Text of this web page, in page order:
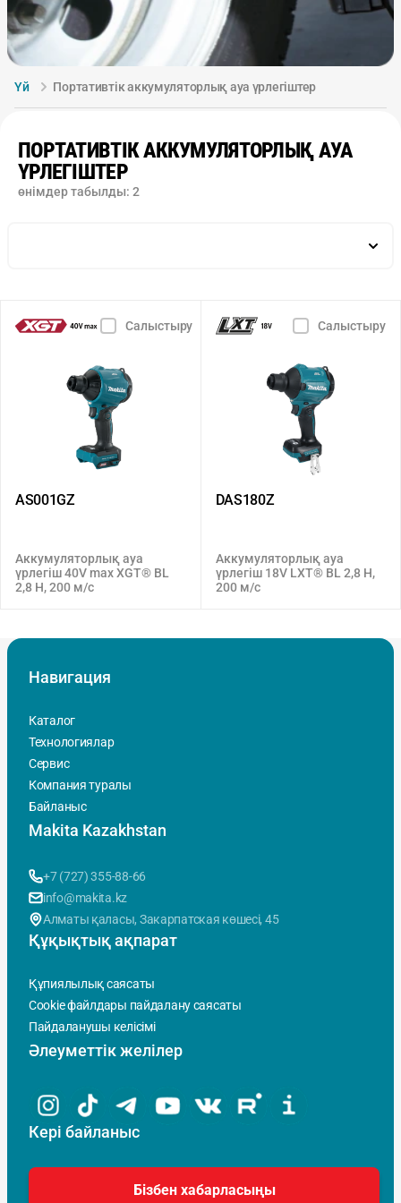
Үй Портативтік аккумуляторлық ауа үрлегіштер
ПОРТАТИВТІК АККУМУЛЯТОРЛЫҚ АУА
ҮРЛЕГІШТЕР
өнімдер табылды: 2
Салыстыру
AS001GZ
Аккумуляторлық ауа
үрлегіш 40V max XGT® BL
2,8 H, 200 м/с
Салыстыру
DAS180Z
Аккумуляторлық ауа
үрлегіш 18V LXT® BL 2,8 H,
200 м/с
Навигация
Каталог
Технологиялар
Сервис
Компания туралы
Байланыс
Makita Kazakhstan
+7 (727) 355-88-66
info@makita.kz
Алматы қаласы, Закарпатская көшесi, 45
Құқықтық ақпарат
Құпиялылық саясаты
Cookie файлдары пайдалану саясаты
Пайдаланушы келісімі
Әлеуметтік желілер
Кері байланыс
Бізбен хабарласыңы